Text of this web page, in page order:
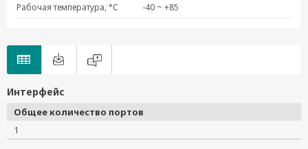
PM-7200-2MST
PM-7200-2SSC
PM-7200-1MST
PM-7200-4M12
PM-7200-8MTRJ
Рабочая температура, °C -40 ~ +85
Интерфейс
Общее количество портов
1